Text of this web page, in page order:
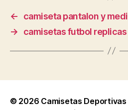
←
camiseta pantalon y
→
camisetas futbol replicas
© 2026 Camisetas